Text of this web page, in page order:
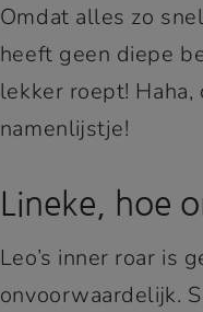
Omdat alles zo
heeft geen diepe
lekker roept!
namenlijstje!
Lineke, hoe
Leo’s inner roar is
onvoorwaardelijk.